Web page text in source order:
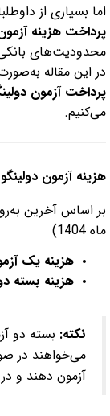
اما بسیاری از
پرداخت هزینه
محدودیت‌های بانکی
در این مقاله
پرداخت آزمون
می‌کنیم.
هزینه آزمون دولینگو
ماه 1404)
هزینه یک
هزینه بسته
نکته: بسته دو
می‌خواهند در
آزمون دهند و